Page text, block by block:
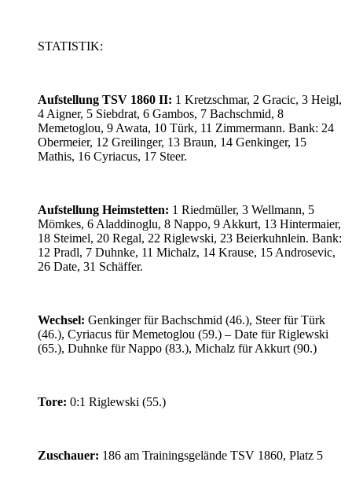
STATISTIK:
Aufstellung TSV 1860 II: 1 Kretzschmar, 2 Gracic, 3 Heigl,
4 Aigner, 5 Siebdrat, 6 Gambos, 7 Bachschmid, 8
Memetoglou, 9 Awata, 10 Türk, 11 Zimmermann. Bank: 24
Obermeier, 12 Greilinger, 13 Braun, 14 Genkinger, 15
Mathis, 16 Cyriacus, 17 Steer.
Aufstellung Heimstetten: 1 Riedmüller, 3 Wellmann, 5
Mömkes, 6 Aladdinoglu, 8 Nappo, 9 Akkurt, 13 Hintermaier,
18 Steimel, 20 Regal, 22 Riglewski, 23 Beierkuhnlein. Bank:
12 Pradl, 7 Duhnke, 11 Michalz, 14 Krause, 15 Androsevic,
26 Date, 31 Schäffer.
Wechsel: Genkinger für Bachschmid (46.), Steer für Türk
(46.), Cyriacus für Memetoglou (59.) – Date für Riglewski
(65.), Duhnke für Nappo (83.), Michalz für Akkurt (90.)
Tore: 0:1 Riglewski (55.)
Zuschauer: 186 am Trainingsgelände TSV 1860, Platz 5